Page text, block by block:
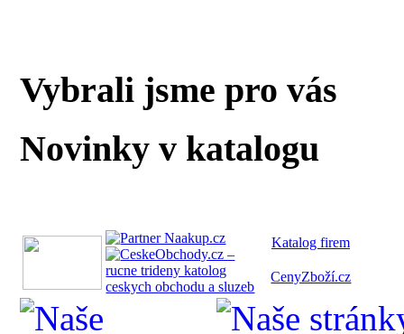
Vybrali jsme pro vás
Novinky v katalogu
Katalog firem
CenyZboží.cz